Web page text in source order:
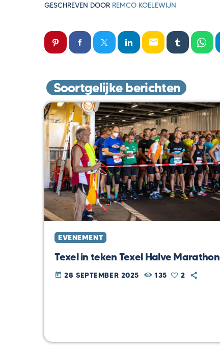
GESCHREVEN DOOR REMCO KOELEWIJN
email
Soortgelijke berichten
EVENEMENT
Texel in teken Texel Halve Marathon
today 28 SEPTEMBER 2025 135 2